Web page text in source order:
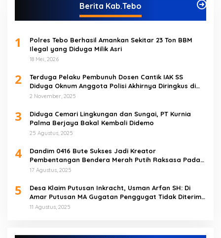
Berita Kab.Tebo
1
Polres Tebo Berhasil Amankan Sekitar 23 Ton BBM
Ilegal yang Diduga Milik Asri
18 Mei, 2026
2
Terduga Pelaku Pembunuh Dosen Cantik IAK SS
Diduga Oknum Anggota Polisi Akhirnya Diringkus di
Tebo Tengah
2 November, 2025
3
Diduga Cemari Lingkungan dan Sungai, PT Kurnia
Palma Berjaya Bakal Kembali Didemo
25 Agustus, 2025
4
Dandim 0416 Bute Sukses Jadi Kreator
Pembentangan Bendera Merah Putih Raksasa Pada
Peringatan HUT RI ke 80 di Tebo
17 Agustus, 2025
5
Desa Klaim Putusan Inkracht, Usman Arfan SH: Di
Amar Putusan MA Gugatan Penggugat Tidak Diterima
(NO)
11 Agustus, 2025